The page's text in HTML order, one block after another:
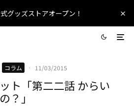
グッズストアオープン！
コラム · 11/03/2015
ト「第二二話 からい
？」